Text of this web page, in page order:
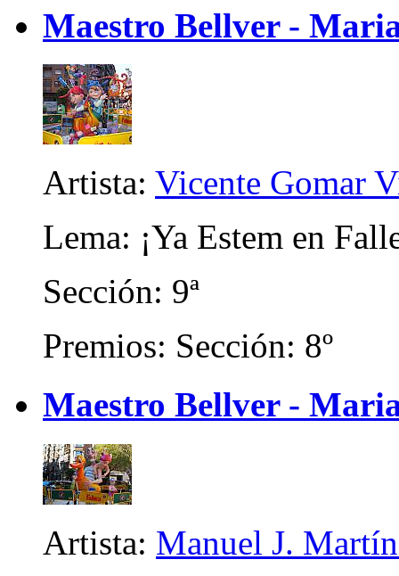
Maestro Bellver -
Artista: Vicente Gomar
Lema: ¡Ya Estem en
Sección: 9ª
Premios: Sección: 8º
Maestro Bellver -
Artista: Manuel J.